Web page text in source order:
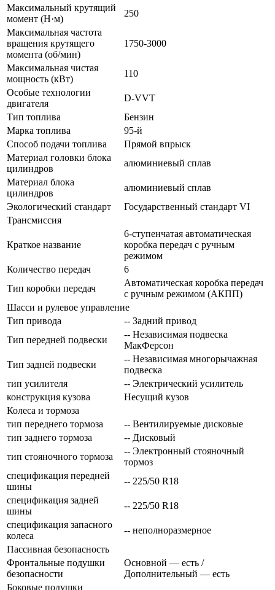
Максимальный крутящий
момент (Н·м)
250
Максимальная частота
вращения крутящего
момента (об/мин)
1750-3000
Максимальная чистая
мощность (кВт)
110
Особые технологии
двигателя
D-VVT
Тип топлива
Бензин
Марка топлива
95-й
Способ подачи топлива
Прямой впрыск
Материал головки блока
цилиндров
алюминиевый сплав
Материал блока
цилиндров
алюминиевый сплав
Экологический стандарт
Государственный стандарт VI
Трансмиссия
Краткое название
6-ступенчатая автоматическая
коробка передач с ручным
режимом
Количество передач
6
Тип коробки передач
Автоматическая коробка передач
с ручным режимом (АКПП)
Шасси и рулевое управление
Тип привода
-- Задний привод
Тип передней подвески
-- Независимая подвеска
МакФерсон
Тип задней подвески
-- Независимая многорычажная
подвеска
тип усилителя
-- Электрический усилитель
конструкция кузова
Несущий кузов
Колеса и тормоза
тип переднего тормоза
-- Вентилируемые дисковые
тип заднего тормоза
-- Дисковый
тип стояночного тормоза
-- Электронный стояночный
тормоз
спецификация передней
шины
-- 225/50 R18
спецификация задней
шины
-- 225/50 R18
спецификация запасного
колеса
-- неполноразмерное
Пассивная безопасность
Фронтальные подушки
безопасности
Основной — есть /
Дополнительный — есть
Боковые подушки